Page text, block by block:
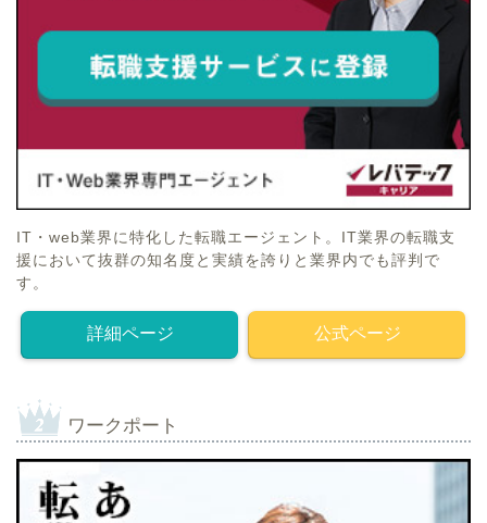
IT・web業界に特化した転職エージェント。IT業界の転職支
援において抜群の知名度と実績を誇りと業界内でも評判で
す。
詳細ページ 公式ページ
ワークポート